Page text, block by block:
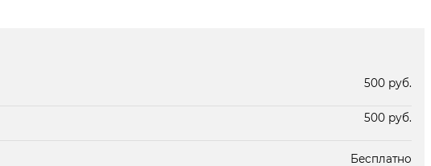
500 руб.
500 руб.
Бесплатно